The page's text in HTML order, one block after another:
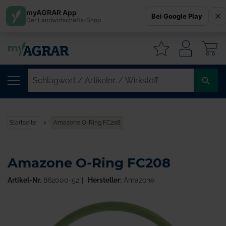
Startseite Amazone O-Ring FC208
Amazone O-Ring FC208
Artikel-Nr. 862000-52 Hersteller:Amazone
myAGRAR App
Der Landwirtschafts-Shop Bei Google Play